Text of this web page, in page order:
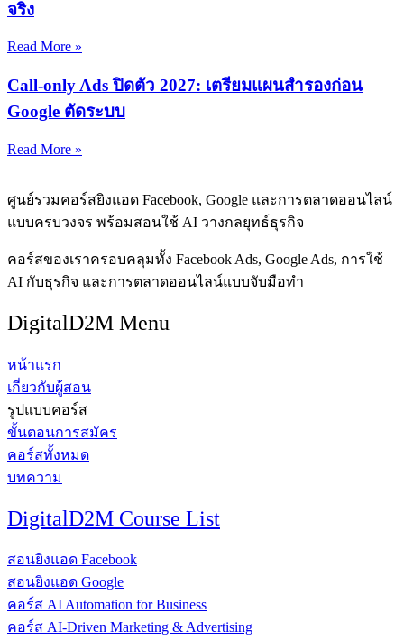
จริง
Read More »
Call-only Ads ปิดตัว 2027: เตรียมแผนสำรองก่อน
Google ตัดระบบ
Read More »
ศูนย์รวมคอร์สยิงแอด Facebook, Google และการตลาดออนไลน์
แบบครบวงจร พร้อมสอนใช้ AI วางกลยุทธ์ธุรกิจ
คอร์สของเราครอบคลุมทั้ง Facebook Ads, Google Ads, การใช้
AI กับธุรกิจ และการตลาดออนไลน์แบบจับมือทำ
DigitalD2M Menu
หน้าแรก
เกี่ยวกับผู้สอน
รูปแบบคอร์ส
ขั้นตอนการสมัคร
คอร์สทั้งหมด
บทความ
DigitalD2M Course List
สอนยิงแอด Facebook
สอนยิงแอด Google
คอร์ส AI Automation for Business
คอร์ส AI-Driven Marketing & Advertising